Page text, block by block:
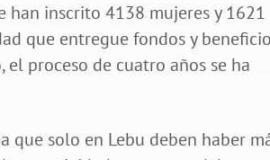
han inscrito 4138 mujeres y 1621
que entregue fondos y
proceso de cuatro años se ha
que solo en Lebu deben haber